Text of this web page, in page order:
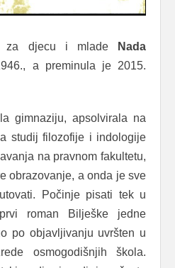
za djecu i mlade
Nada
a preminula je 2015.
gimnaziju, apsolvirala na
studij filozofije i indologije
na pravnom fakultetu,
obrazovanje, a onda je sve
Počinje pisati tek u
roman Bilješke jedne
po objavljivanju uvršten u
osmogodišnjih škola.